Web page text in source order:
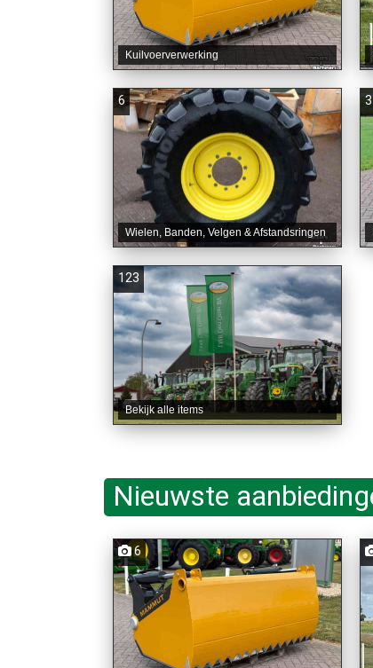
Kuilvoerverwerking
6
Wielen, Banden, Velgen & Afstandsringen
3
123
Bekijk alle items
Nieuwste
6